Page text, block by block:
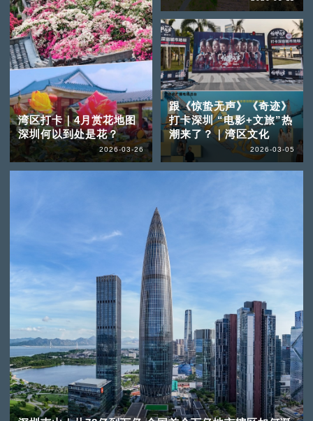
湾区打卡｜4月赏花地图
深圳何以到处是花？
2026-03-26
跟《惊蛰无声》《奇迹》
打卡深圳 “电影+文旅”热
潮来了？｜湾区文化
2026-03-05